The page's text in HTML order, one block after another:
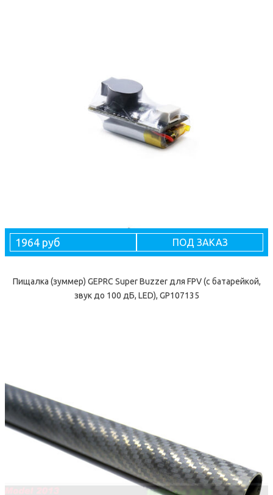
1964 руб ПОД ЗАКАЗ
Пищалка (зуммер) GEPRC Super Buzzer для FPV (с батарейкой,
звук до 100 дБ, LED), GP107135